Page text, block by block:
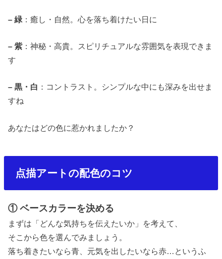
–緑 ：癒し・自然。心を落ち着けたい日に
–紫 ：神秘・高貴。スピリチュアルな雰囲気を表現できま
す
–黒・白 ：コントラスト。シンプルな中にも深みを出せま
すね
あなたはどの色に惹かれましたか？
点描アートの配色のコツ
① ベースカラーを決める
まずは「どんな気持ちを伝えたいか」を考えて、
そこから色を選んでみましょう。
落ち着きたいなら青、元気を出したいなら赤… というふ